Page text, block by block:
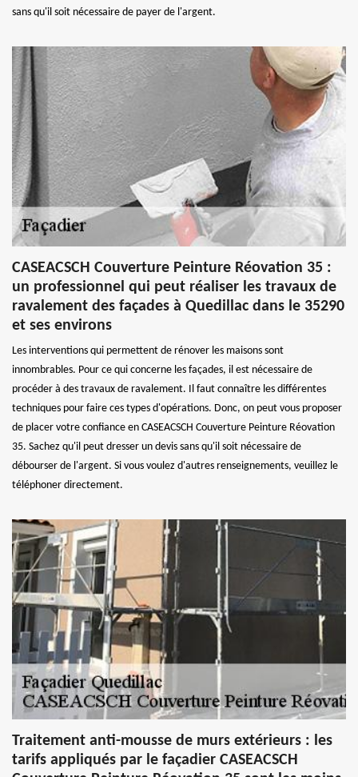
sans qu'il soit nécessaire de payer de l'argent.
CASEACSCH Couverture Peinture Réovation 35 :
un professionnel qui peut réaliser les travaux de
ravalement des façades à Quedillac dans le 35290
et ses environs
Les interventions qui permettent de rénover les maisons sont
innombrables. Pour ce qui concerne les façades, il est nécessaire de
procéder à des travaux de ravalement. Il faut connaître les différentes
techniques pour faire ces types d'opérations. Donc, on peut vous proposer
de placer votre confiance en CASEACSCH Couverture Peinture Réovation
35. Sachez qu'il peut dresser un devis sans qu'il soit nécessaire de
débourser de l'argent. Si vous voulez d'autres renseignements, veuillez le
téléphoner directement.
Traitement anti-mousse de murs extérieurs : les
tarifs appliqués par le façadier CASEACSCH